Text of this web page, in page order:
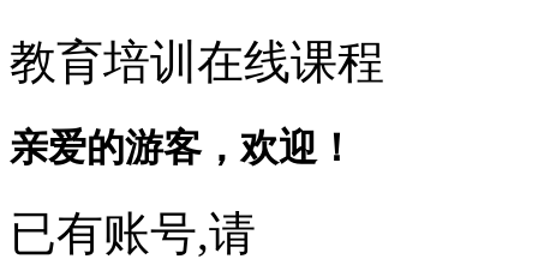
教育培训在线课程
亲爱的游客，欢迎！
已有账号,请